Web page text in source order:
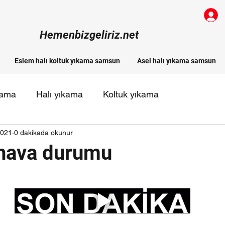
Hemenbizgeliriz.net
Eslem halı koltuk yıkama samsun Asel halı yıkama samsun
Halı yıkama Koltuk yıkama
halı yıkama firmaları
durumu
0 dakikada okunur